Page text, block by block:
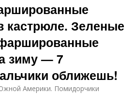
Зеленые
зиму — 7
оближешь!
Америки. Помидорчики